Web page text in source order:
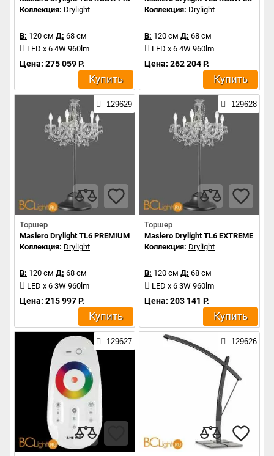
Коллекция: Drylight
В: 120 см Д: 68 см
LED x 6 4W 960lm
Цена: 275 059 Р.
Купить
Коллекция: Drylight
В: 120 см Д: 68 см
LED x 6 4W 960lm
Цена: 262 204 Р.
Купить
129629
Торшер
Masiero Drylight TL6 PREMIUM PORTABLE
Коллекция: Drylight
В: 120 см Д: 68 см
LED x 6 3W 960lm
Цена: 215 997 Р.
Купить
129628
Торшер
Masiero Drylight TL6 EXTREME
Коллекция: Drylight
В: 120 см Д: 68 см
LED x 6 3W 960lm
Цена: 203 141 Р.
Купить
129627 129626